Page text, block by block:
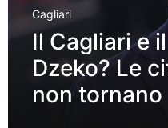
Cagliari
Il Cagliari e
Dzeko? Le
non tornano